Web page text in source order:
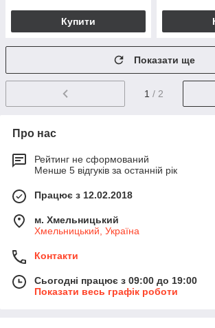
Купити
Показати ще
1 / 2
Про нас
Рейтинг не сформований
Менше 5 відгуків за останній рік
Працює з 12.02.2018
м. Хмельницький
Хмельницький, Україна
Контакти
Сьогодні працює з 09:00 до 19:00
Показати весь графік роботи